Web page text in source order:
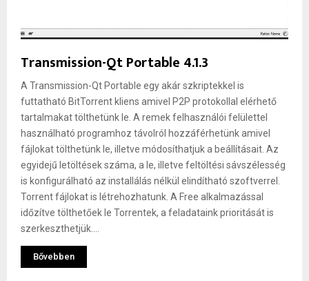
Transmission-Qt Portable 4.1.3
A Transmission-Qt Portable egy akár szkriptekkel is
futtatható BitTorrent kliens amivel P2P protokollal elérhető
tartalmakat tölthetünk le. A remek felhasználói felülettel
használható programhoz távolról hozzáférhetünk amivel
fájlokat tölthetünk le, illetve módosíthatjuk a beállításait. Az
egyidejű letöltések száma, a le, illetve feltöltési sávszélesség
is konfigurálható az installálás nélkül elindítható szoftverrel.
Torrent fájlokat is létrehozhatunk. A Free alkalmazással
időzítve tölthetőek le Torrentek, a feladataink prioritását is
szerkeszthetjük....
Bővebben